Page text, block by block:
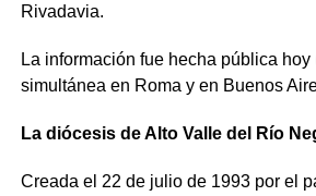
Rivadavia.
La información fue hecha pública hoy
simultánea en Roma y en Buenos
La diócesis de Alto Valle del Río
Creada el 22 de julio de 1993 por el